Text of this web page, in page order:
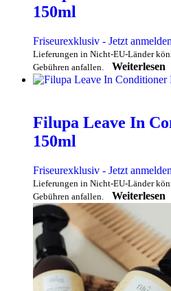
150ml
Friseurexklusiv - Jetzt
Lieferungen in Nicht-EU-Länder
Gebühren anfallen.
Weiterlesen
Filupa Leave In
150ml
Friseurexklusiv - Jetzt
Lieferungen in Nicht-EU-Länder
Gebühren anfallen.
Weiterlesen